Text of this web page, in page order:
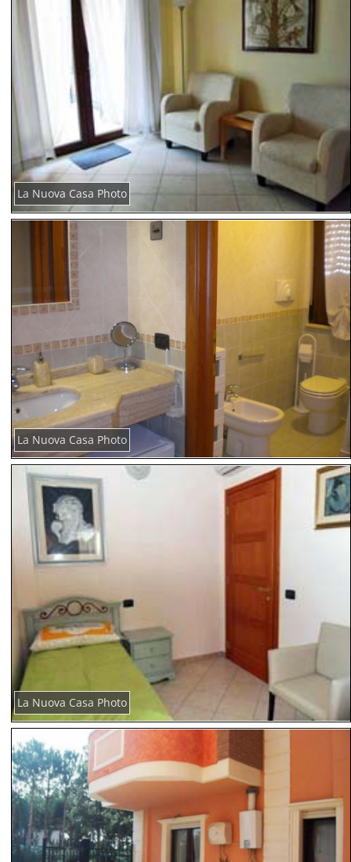
La Nuova Casa Photo
La Nuova Casa Photo
La Nuova Casa Photo